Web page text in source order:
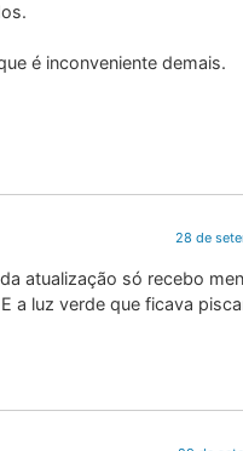
é inconveniente demais.
28 de
atualização só recebo
a luz verde que ficava